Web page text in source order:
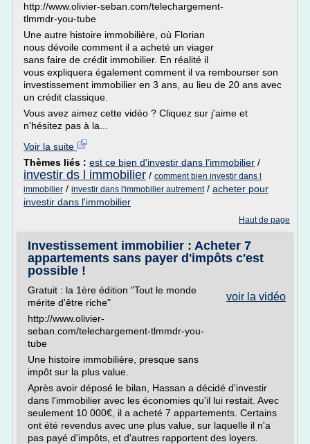
http://www.olivier-seban.com/telechargement-
tlmmdr-you-tube
Une autre histoire immobilière, où Florian
nous dévoile comment il a acheté un viager
sans faire de crédit immobilier. En réalité il
vous expliquera également comment il va rembourser son
investissement immobilier en 3 ans, au lieu de 20 ans avec
un crédit classique.
Vous avez aimez cette vidéo ? Cliquez sur j'aime et
n'hésitez pas à la...
Voir la suite
Thèmes liés : est ce bien d'investir dans l'immobilier /
investir ds l immobilier / comment bien investir dans l
immobilier / investir dans l'immobilier autrement/ acheter pour
investir dans l'immobilier
Haut de page
Investissement immobilier : Acheter 7
appartements sans payer d'impôts c'est
possible !
voir la vidéo
Gratuit : la 1ère édition "Tout le monde
mérite d'être riche"
http://www.olivier-
seban.com/telechargement-tlmmdr-you-
tube
Une histoire immobilière, presque sans
impôt sur la plus value.
Après avoir déposé le bilan, Hassan a décidé d'investir
dans l'immobilier avec les économies qu'il lui restait. Avec
seulement 10 000€, il a acheté 7 appartements. Certains
ont été revendus avec une plus value, sur laquelle il n'a
pas payé d'impôts, et d'autres rapportent des loyers.